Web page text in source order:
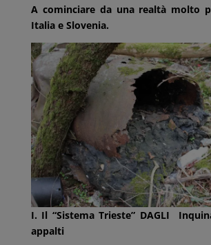
A cominciare da una realtà molto
Italia e Slovenia.
I. Il “Sistema Trieste” DAGLI
appalti